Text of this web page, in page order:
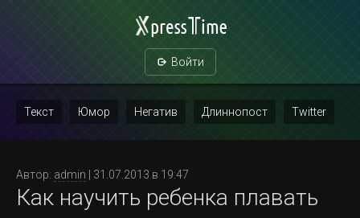
Войти
Текст Юмор Негатив Длиннопост Twitter
Повтор
Автор: admin | 31.07.2013 в 19:47
Как научить ребенка плавать